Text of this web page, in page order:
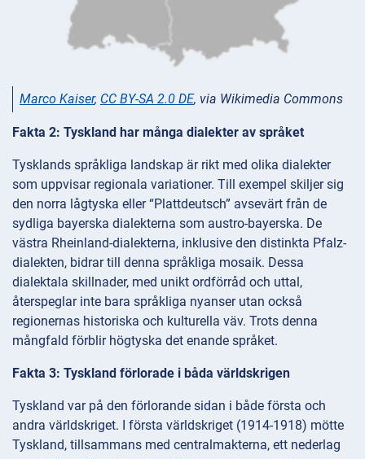
Marco Kaiser, CC BY-SA 2.0 DE, via Wikimedia Commons
Fakta 2: Tyskland har många dialekter av språket
Tysklands språkliga landskap är rikt med olika dialekter
som uppvisar regionala variationer. Till exempel skiljer sig
den norra lågtyska eller “Plattdeutsch” avsevärt från de
sydliga bayerska dialekterna som austro-bayerska. De
västra Rheinland-dialekterna, inklusive den distinkta Pfalz-
dialekten, bidrar till denna språkliga mosaik. Dessa
dialektala skillnader, med unikt ordförråd och uttal,
återspeglar inte bara språkliga nyanser utan också
regionernas historiska och kulturella väv. Trots denna
mångfald förblir högtyska det enande språket.
Fakta 3: Tyskland förlorade i båda världskrigen
Tyskland var på den förlorande sidan i både första och
andra världskriget. I första världskriget (1914-1918) mötte
Tyskland, tillsammans med centralmakterna, ett nederlag